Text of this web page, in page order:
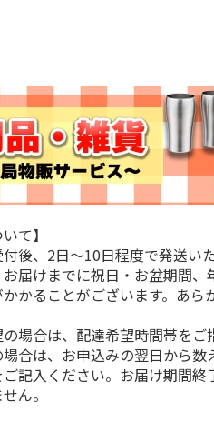
て】
後、2日～10日程度で発送いた
届けまでに祝日・お盆期間、
かることがございます。あら
場合は、配達希望時間帯をご
合は、お申込みの翌日から数
記入ください。お届け期間終
ん。